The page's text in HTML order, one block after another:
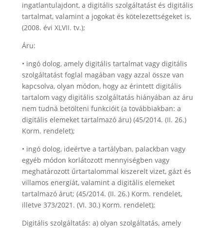
ingatlantulajdont, a digitális szolgáltatást és digitális
tartalmat, valamint a jogokat és kötelezettségeket is,
(2008. évi XLVII. tv.);
Áru:
• ingó dolog, amely digitális tartalmat vagy digitális
szolgáltatást foglal magában vagy azzal össze van
kapcsolva, olyan módon, hogy az érintett digitális
tartalom vagy digitális szolgáltatás hiányában az áru
nem tudná betölteni funkcióit (a továbbiakban: a
digitális elemeket tartalmazó áru) (45/2014. (II. 26.)
Korm. rendelet);
• ingó dolog, ideértve a tartályban, palackban vagy
egyéb módon korlátozott mennyiségben vagy
meghatározott űrtartalommal kiszerelt vizet, gázt és
villamos energiát, valamint a digitális elemeket
tartalmazó árut; (45/2014. (II. 26.) Korm. rendelet,
illetve 373/2021. (VI. 30.) Korm. rendelet);
Digitális szolgáltatás: a) olyan szolgáltatás, amely